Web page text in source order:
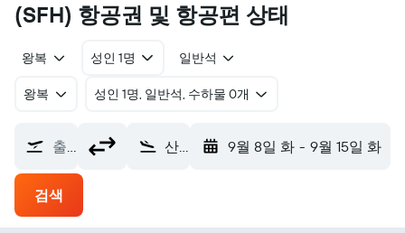
(SFH) 항공권 및 항공편 상태
왕복 성인 1명 일반석
왕복 ​성인 1명, 일반석, 수하물 0개
출발지 산펠리페 인터내셔널 에어포트 (SFH) 9월 8일 화 - 9월 15일 화
검색